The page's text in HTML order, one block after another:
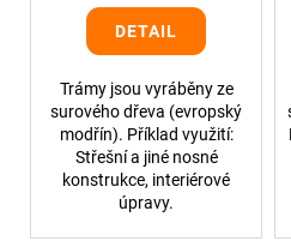
DETAIL
Trámy jsou vyráběny ze
surového dřeva (evropský
modřín). Příklad využití:
Střešní a jiné nosné
konstrukce, interiérové
úpravy.